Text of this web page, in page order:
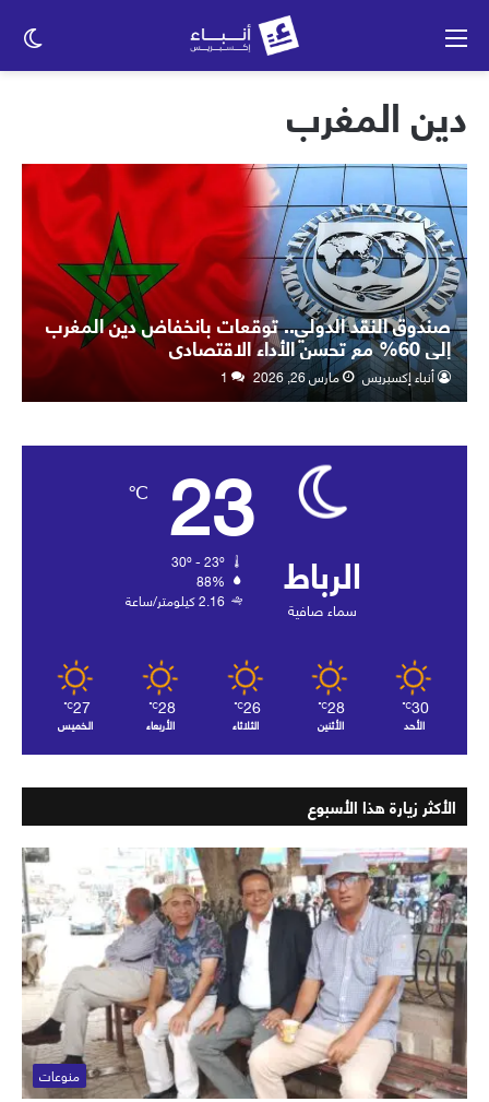
دين المغرب
صندوق النقد الدولي.. توقعات بانخفاض دين المغرب
إلى 60% مع تحسن الأداء الاقتصادي
أنباء إكسبريس مارس 26, 2026 1
الرباط
سماء صافية
23
℃
88%
2.16 كيلومتر/ساعة
30
℃
الأحد
28
℃
الأثنين
26
℃
الثلاثاء
28
℃
الأربعاء
27
℃
الخميس
الأكثر زيارة هذا الأسبوع
منوعات